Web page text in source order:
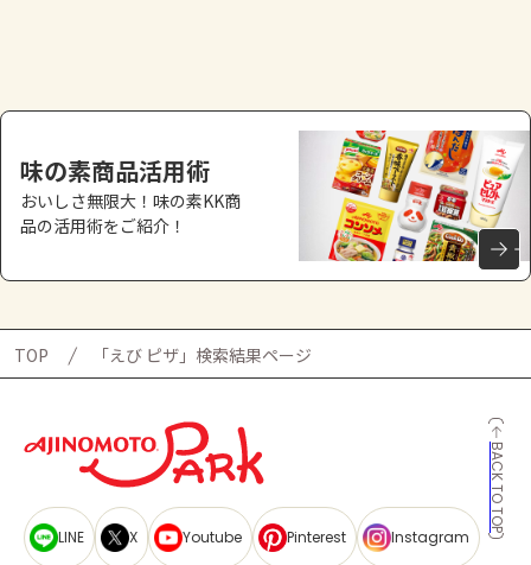
お買い物
AJINOMOTO PARK とは
味の素商品活用術
おいしさ無限大！味の素KK商
品の活用術をご紹介！
TOP 「えび ピザ」検索結果ページ
BACK TO TOP
LINE X Youtube Pinterest Instagram